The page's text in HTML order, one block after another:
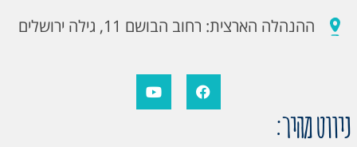
ההנהלה הארצית: רחוב הבושם 11, גילה ירושלים
ניווט מהיר: